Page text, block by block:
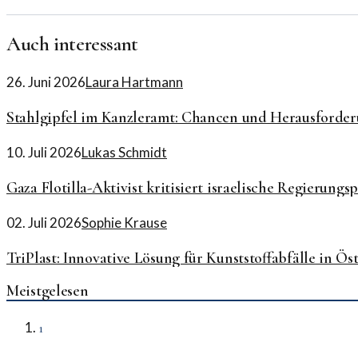
Auch interessant
26. Juni 2026Laura Hartmann
Stahlgipfel im Kanzleramt: Chancen und
10. Juli 2026Lukas Schmidt
Gaza Flotilla-Aktivist kritisiert israelische
02. Juli 2026Sophie Krause
TriPlast: Innovative Lösung für Kunststoffabfälle in
Meistgelesen
1